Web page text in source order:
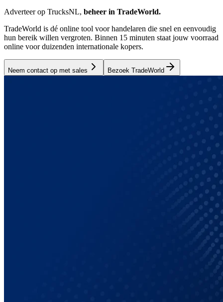
Adverteer op TrucksNL, beheer in TradeWorld.
TradeWorld is dé online tool voor handelaren die snel en eenvoudig
hun bereik willen vergroten. Binnen 15 minuten staat jouw voorraad
online voor duizenden internationale kopers.
Neem contact op met sales Bezoek TradeWorld